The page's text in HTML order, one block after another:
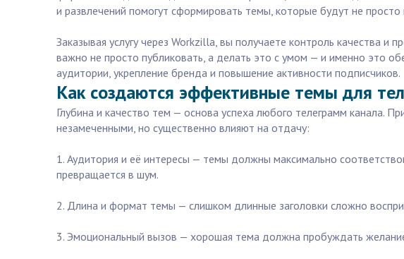
и развлечений помогут сформировать темы, которые будут не
Заказывая услугу через Workzilla, вы получаете контроль качества
важно не просто публиковать, а делать это с умом — и именно это
аудитории, укрепление бренда и повышение активности подписчиков.
Как создаются эффективные темы для
Глубина и качество тем — основа успеха любого телеграмм канала.
незамеченными, но существенно влияют на отдачу:
1. Аудитория и её интересы — темы должны максимально
превращается в шум.
2. Длина и формат темы — слишком длинные заголовки сложно
3. Эмоциональный вызов — хорошая тема должна пробуждать